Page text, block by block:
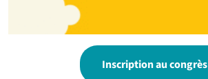
Inscription au congrès